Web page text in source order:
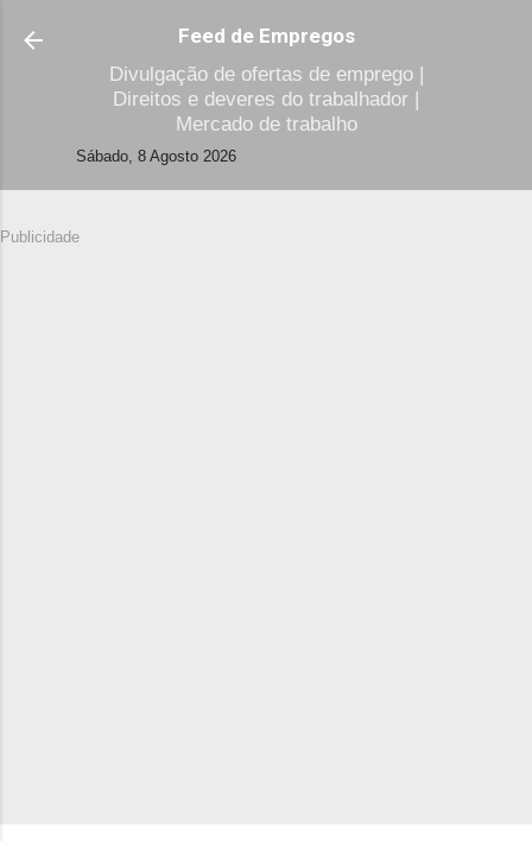
Avançar para o conteúdo principal
Feed de Empregos
Divulgação de ofertas de emprego |
Direitos e deveres do trabalhador |
Mercado de trabalho
Sábado, 8 Agosto 2026
Publicidade